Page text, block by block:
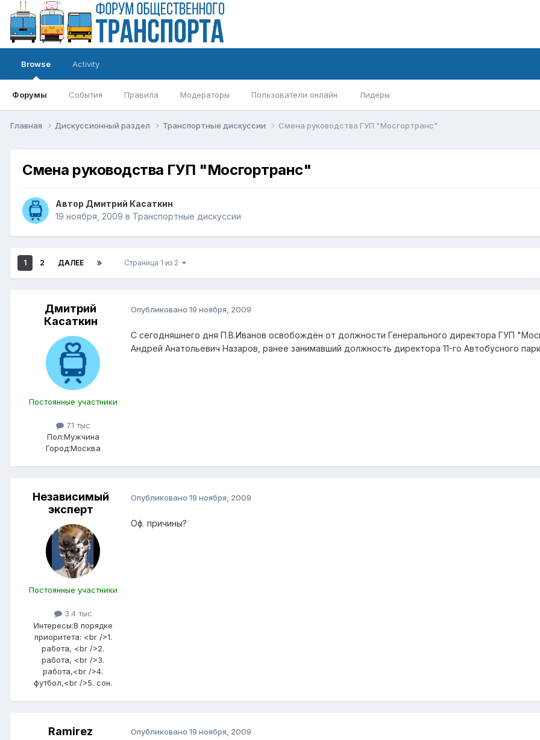
Browse
Форумы События Правила Модераторы Пользователи онлайн Лидеры
Activity
Главная Дискуссионный раздел Транспортные дискуссии Смена руководства ГУП "Мосгортранс"
Смена руководства ГУП "Мосгортранс"
Автор Дмитрий Касаткин
19 ноября, 2009 в Транспортные дискуссии
1 2 ДАЛЕЕ Страница 1 из 2
Дмитрий
Касаткин
Постоянные участники
7.1 тыс
Пол:Мужчина
Город:Москва
Опубликовано 19 ноября, 2009
С сегодняшнего дня П.В.Иванов освобождён от должности Генерального директора ГУП
Андрей Анатольевич Назаров, ранее занимавший должность директора 11-го Автобусного
Независимый
эксперт
Постоянные участники
3.4 тыс
Интересы:В порядке
приоритета: <br />1.
работа, <br />2.
работа, <br />3.
работа,<br />4.
футбол,<br />5. сон.
Опубликовано 19 ноября, 2009
Оф. причины?
Ramirez Опубликовано 19 ноября, 2009